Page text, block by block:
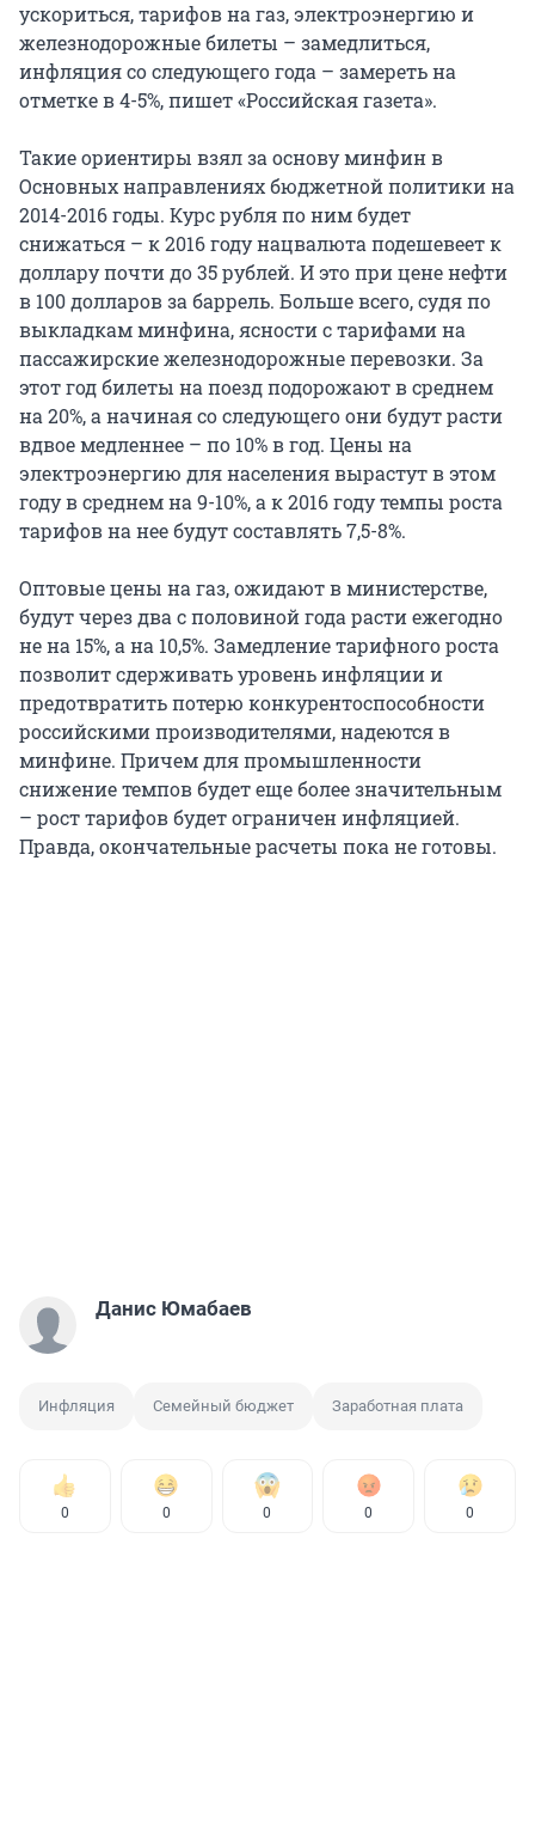
ускориться, тарифов на газ, электроэнергию и
железнодорожные билеты – замедлиться,
инфляция со следующего года – замереть на
отметке в 4-5%, пишет «Российская газета».
Такие ориентиры взял за основу минфин в
Основных направлениях бюджетной политики на
2014-2016 годы. Курс рубля по ним будет
снижаться – к 2016 году нацвалюта подешевеет к
доллару почти до 35 рублей. И это при цене нефти
в 100 долларов за баррель. Больше всего, судя по
выкладкам минфина, ясности с тарифами на
пассажирские железнодорожные перевозки. За
этот год билеты на поезд подорожают в среднем
на 20%, а начиная со следующего они будут расти
вдвое медленнее – по 10% в год. Цены на
электроэнергию для населения вырастут в этом
году в среднем на 9-10%, а к 2016 году темпы роста
тарифов на нее будут составлять 7,5-8%.
Оптовые цены на газ, ожидают в министерстве,
будут через два с половиной года расти ежегодно
не на 15%, а на 10,5%. Замедление тарифного роста
позволит сдерживать уровень инфляции и
предотвратить потерю конкурентоспособности
российскими производителями, надеются в
минфине. Причем для промышленности
снижение темпов будет еще более значительным
– рост тарифов будет ограничен инфляцией.
Правда, окончательные расчеты пока не готовы.
Данис Юмабаев
Инфляция Семейный бюджет Заработная плата
0 0 0 0 0